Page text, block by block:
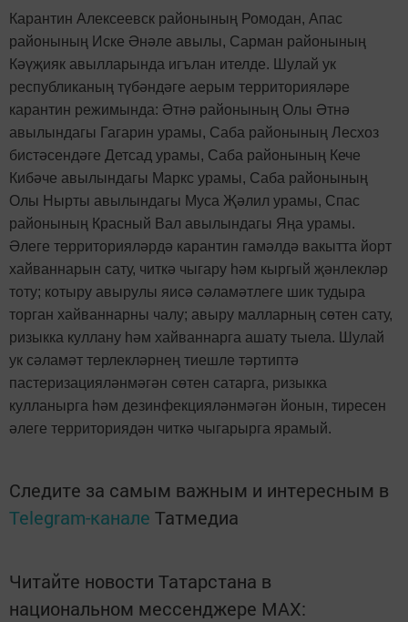
Карантин Алексеевск районының Ромодан, Апас
районының Иске Әнәле авылы, Сарман районының
Кәүҗияк авылларында игълан ителде. Шулай ук
республиканың түбәндәге аерым территорияләре
карантин режимында: Әтнә районының Олы Әтнә
авылындагы Гагарин урамы, Саба районының Лесхоз
бистәсендәге Детсад урамы, Саба районының Кече
Кибәче авылындагы Маркс урамы, Саба районының
Олы Нырты авылындагы Муса Җәлил урамы, Спас
районының Красный Вал авылындагы Яңа урамы.
Әлеге территорияләрдә карантин гамәлдә вакытта йорт
хайваннарын сату, читкә чыгару һәм кыргый җәнлекләр
тоту; котыру авырулы яисә сәламәтлеге шик тудыра
торган хайваннарны чалу; авыру малларның сөтен сату,
ризыкка куллану һәм хайваннарга ашату тыела. Шулай
ук сәламәт терлекләрнең тиешле тәртиптә
пастеризацияләнмәгән сөтен сатарга, ризыкка
кулланырга һәм дезинфекцияләнмәгән йонын, тиресен
әлеге территориядән читкә чыгарырга ярамый.
Следите за самым важным и интересным в
Telegram-канале Татмедиа
Читайте новости Татарстана в
национальном мессенджере MАХ: